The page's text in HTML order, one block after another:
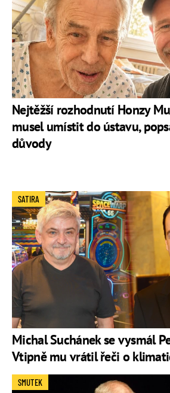
Nejtěžší rozhodnutí Honzy
musel umístit do ústavu,
důvody
Michal Suchánek se vysmál
Vtipně mu vrátil řeči o
SATIRA
SMUTEK